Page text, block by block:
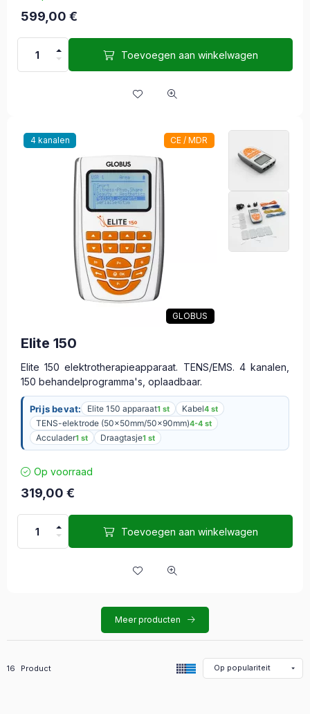
599,00 €
Toevoegen aan winkelwagen
4 kanalen CE / MDR
GLOBUS
Elite 150
Elite 150 elektrotherapieapparaat. TENS/EMS. 4 kanalen,
150 behandelprogramma's, oplaadbaar.
Prijs bevat: Elite 150 apparaat1 st Kabel4 st
TENS-elektrode (50x50mm/50x90mm)4-4 st
Acculader1 st Draagtasje1 st
Op voorraad
319,00 €
Toevoegen aan winkelwagen
Meer producten
Alle producten in de categorie
16 Product